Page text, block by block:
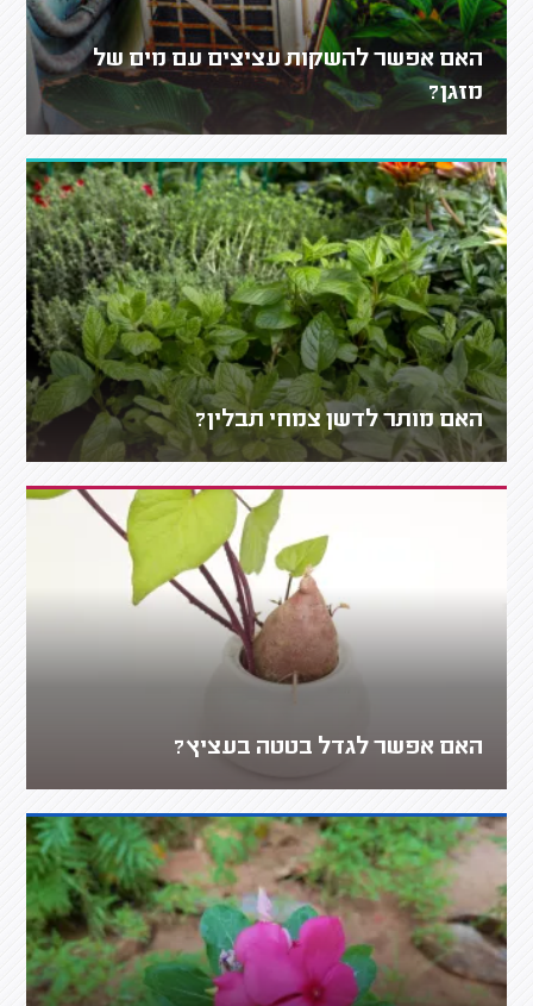
האם אפשר להשקות עציצים עם מים של
מזגן?
האם מותר לדשן צמחי תבלין?
האם אפשר לגדל בטטה בעציץ?